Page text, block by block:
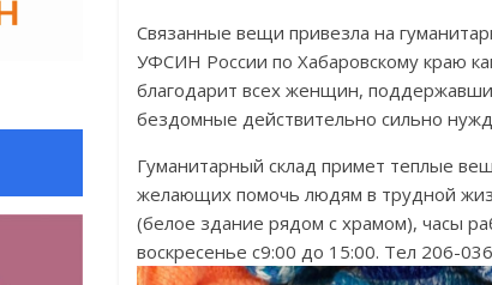
Связанные вещи привезла на
УФСИН России по Хабаровскому краю
благодарит всех женщин,
бездомные действительно сильно
Гуманитарный склад примет теплые
желающих помочь людям в трудной
(белое здание рядом с храмом), часы
воскресенье с9:00 до 15:00. Тел 206-